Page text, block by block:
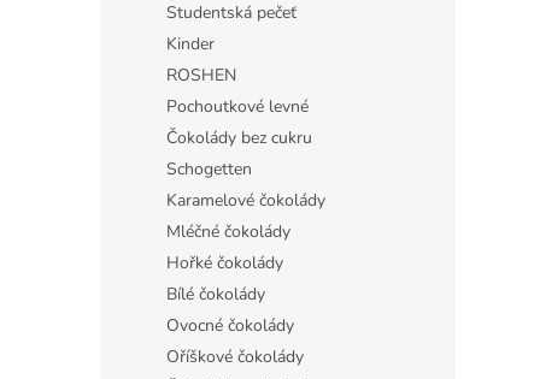
Studentská pečeť
Kinder
ROSHEN
Pochoutkové levné
Čokolády bez cukru
Schogetten
Karamelové čokolády
Mléčné čokolády
Hořké čokolády
Bílé čokolády
Ovocné čokolády
Oříškové čokolády